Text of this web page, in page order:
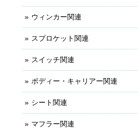
ウィンカー関連
スプロケット関連
スイッチ関連
ボディー・キャリアー関連
シート関連
マフラー関連